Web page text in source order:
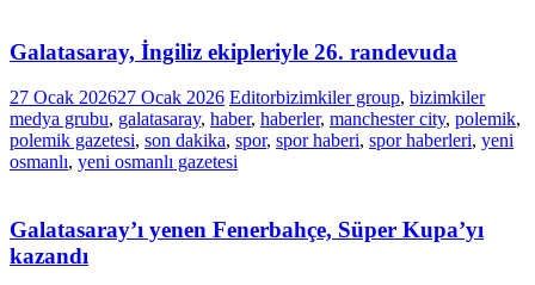
Galatasaray, İngiliz ekipleriyle 26. randevuda
27 Ocak 202627 Ocak 2026 Editorbizimkiler group, bizimkiler
medya grubu, galatasaray, haber, haberler, manchester city, polemik,
polemik gazetesi, son dakika, spor, spor haberi, spor haberleri, yeni
osmanlı, yeni osmanlı gazetesi
Galatasaray’ı yenen Fenerbahçe, Süper Kupa’yı
kazandı